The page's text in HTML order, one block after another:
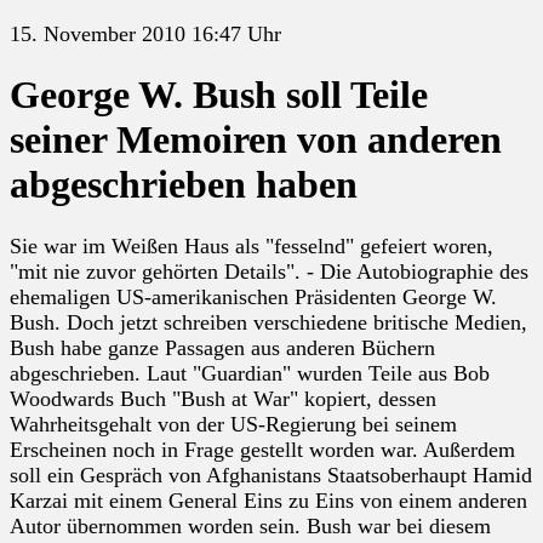
15. November 2010 16:47 Uhr
George W. Bush soll Teile
seiner Memoiren von anderen
abgeschrieben haben
Sie war im Weißen Haus als "fesselnd" gefeiert woren,
"mit nie zuvor gehörten Details". - Die Autobiographie des
ehemaligen US-amerikanischen Präsidenten George W.
Bush. Doch jetzt schreiben verschiedene britische Medien,
Bush habe ganze Passagen aus anderen Büchern
abgeschrieben. Laut "Guardian" wurden Teile aus Bob
Woodwards Buch "Bush at War" kopiert, dessen
Wahrheitsgehalt von der US-Regierung bei seinem
Erscheinen noch in Frage gestellt worden war. Außerdem
soll ein Gespräch von Afghanistans Staatsoberhaupt Hamid
Karzai mit einem General Eins zu Eins von einem anderen
Autor übernommen worden sein. Bush war bei diesem